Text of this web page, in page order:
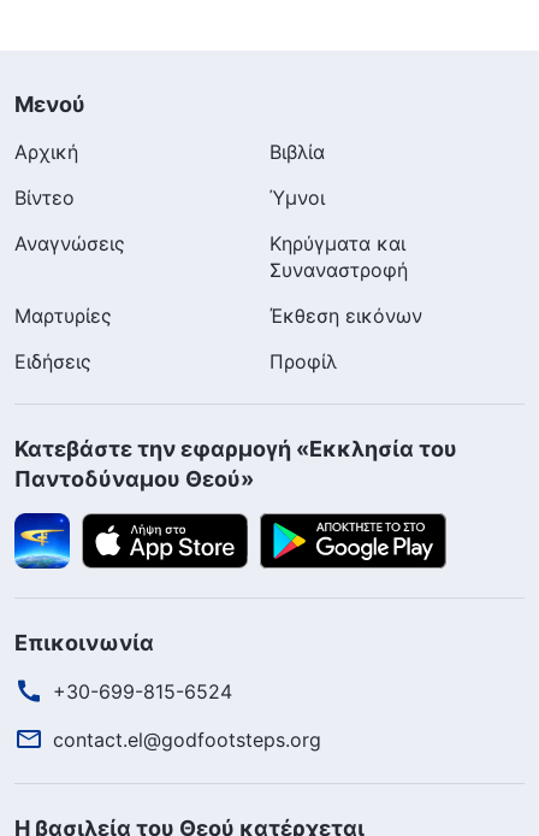
Μενού
Αρχική
Βιβλία
Βίντεο
Ύμνοι
Αναγνώσεις
Κηρύγματα και
Συναναστροφή
Μαρτυρίες
Έκθεση εικόνων
Ειδήσεις
Προφίλ
Κατεβάστε την εφαρμογή «Εκκλησία του
Παντοδύναμου Θεού»
Επικοινωνία
+30-699-815-6524
contact.el@godfootsteps.org
Η βασιλεία του Θεού κατέρχεται